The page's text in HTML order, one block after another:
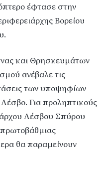
έφτασε στην
Βορείου
και Θρησκευμάτων
ανέβαλε τις
των υποψηφίων
Για προληπτικούς
Λέσβου Σπύρου
θα παραμείνουν